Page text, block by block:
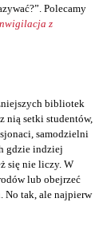
Polecamy
z
bibliotek
nią setki studentów,
samodzielni
gdzie indziej
się nie liczy. W
lub obejrzeć
No tak, ale najpierw